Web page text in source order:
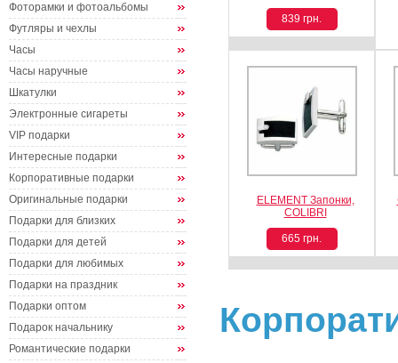
Фоторамки и фотоальбомы
Футляры и чехлы
Часы
Часы наручные
Шкатулки
Электронные сигареты
VIP подарки
Интересные подарки
Корпоративные подарки
Оригинальные подарки
Подарки для близких
Подарки для детей
Подарки для любимых
Подарки на праздник
Подарки оптом
Подарок начальнику
Романтические подарки
839 грн.
ELEMENT Запонки,
COLIBRI
665 грн.